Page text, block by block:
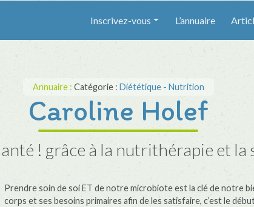
Inscrivez-vous L’annuaire
Annuaire : Catégorie : Diététique - Nutrition
Caroline Holef
! grâce à la nutrithérapie et
Prendre soin de soi ET de notre microbiote est la clé de notre
corps et ses besoins primaires afin de les satisfaire, c’est le